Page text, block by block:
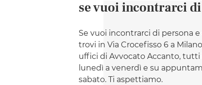
se vuoi incontrarci
Se vuoi incontrarci di persona
trovi in Via Crocefisso 6 a
uffici di Avvocato Accanto, tutti
lunedì a venerdì e su
sabato. Ti aspettiamo.